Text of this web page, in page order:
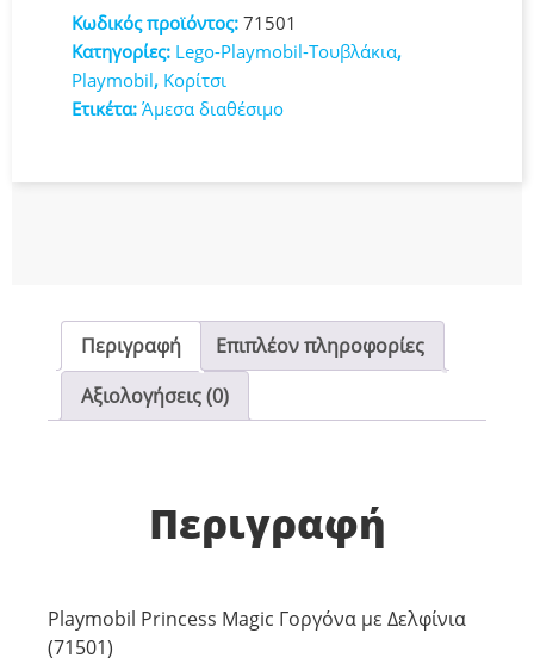
Γοργόνα
με
Δελφίνια
(71501)
Κωδικός προϊόντος: 71501
Κατηγορίες: Lego-Playmobil-Τουβλάκια,
Playmobil, Κορίτσι
Ετικέτα: Άμεσα διαθέσιμο
Περιγραφή
Επιπλέον πληροφορίες
Αξιολογήσεις (0)
Περιγραφή
Playmobil Princess Magic Γοργόνα με Δελφίνια
(71501)